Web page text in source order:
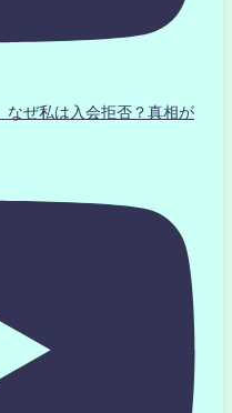
ぜ私は入会拒否？真相が